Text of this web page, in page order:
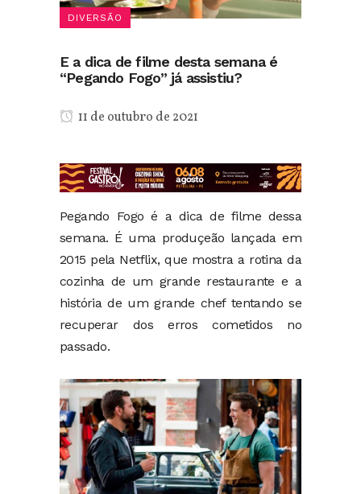
DIVERSÃO
E a dica de filme desta semana é
“Pegando Fogo” já assistiu?
11 de outubro de 2021
Pegando Fogo é a dica de filme dessa
semana. É uma produçeão lançada em
2015 pela Netflix, que mostra a rotina da
cozinha de um grande restaurante e a
história de um grande chef tentando se
recuperar dos erros cometidos no
passado.